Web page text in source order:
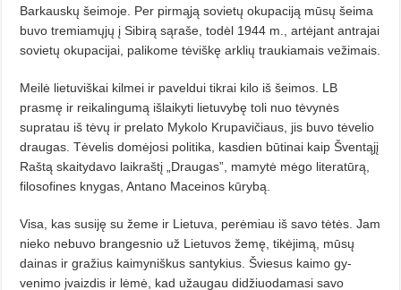
Barkauskų šeimoje. Per pirmąją sovietų okupaciją mūsų šei­ma
buvo tremiamųjų į Sibirą sąraše, todėl 1944 m., artėjant antrajai
sovie­tų okupacijai, palikome tėviškę arklių traukiamais vežimais.
Meilė lietuviškai kilmei ir paveldui tikrai kilo iš šeimos. LB
prasmę ir reikalingumą išlaikyti lietuvybę to­­li nuo tėvynės
supratau iš tėvų ir prelato Mykolo Krupavičiaus, jis bu­vo tėvelio
draugas. Tėvelis domėjosi politika, kasdien būtinai kaip Šven­tąjį
Raštą skaitydavo laikraštį „Drau­gas”, mamytė mėgo literatūrą,
filoso­fines knygas, Antano Maceinos kūrybą.
Visa, kas susiję su žeme ir Lietu­va, perėmiau iš savo tėtės. Jam
nieko nebuvo brangesnio už Lietuvos žemę, tikėjimą, mūsų
dainas ir gražius kai­myniškus santykius. Šviesus kaimo gy­
venimo įvaizdis ir lėmė, kad užaugau didžiuodamasi savo